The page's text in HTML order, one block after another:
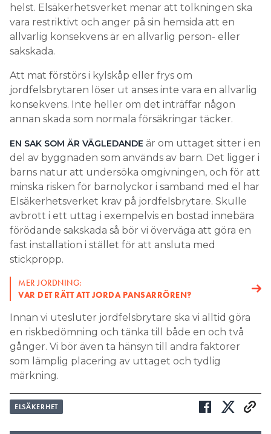
helst. Elsäkerhetsverket menar att tolkningen ska
vara restriktivt och anger på sin hemsida att en
allvarlig konsekvens är en allvarlig person- eller
sakskada.
Att mat förstörs i kylskåp eller frys om
jordfelsbrytaren löser ut anses inte vara en allvarlig
konsekvens. Inte heller om det inträffar någon
annan skada som normala försäkringar täcker.
EN SAK SOM ÄR VÄGLEDANDE är om uttaget sitter i en
del av byggnaden som används av barn. Det ligger i
barns natur att undersöka omgivningen, och för att
minska risken för barnolyckor i samband med el har
Elsäkerhetsverket krav på jordfelsbrytare. Skulle
avbrott i ett uttag i exempelvis en bostad innebära
förödande sakskada så bör vi överväga att göra en
fast installation i stället för att ansluta med
stickpropp.
MER JORDNING:
VAR DET RÄTT ATT JORDA PANSARRÖREN?
Innan vi utesluter jordfelsbrytare ska vi alltid göra
en riskbedömning och tänka till både en och två
gånger. Vi bör även ta hänsyn till andra faktorer
som lämplig placering av uttaget och tydlig
märkning.
ELSÄKERHET